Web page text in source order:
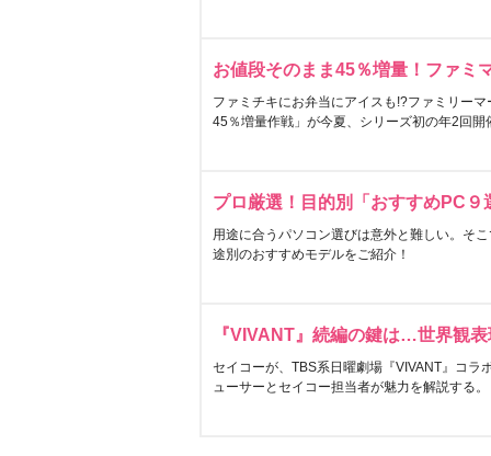
お値段そのまま45％増量！ファミ
ファミチキにお弁当にアイスも!?ファミリー
45％増量作戦」が今夏、シリーズ初の年2回開
プロ厳選！目的別「おすすめPC９
用途に合うパソコン選びは意外と難しい。そ
途別のおすすめモデルをご紹介！
『VIVANT』続編の鍵は…世界観
セイコーが、TBS系日曜劇場『VIVANT』コラ
ューサーとセイコー担当者が魅力を解説する。